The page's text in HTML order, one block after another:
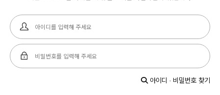
아이디 · 비밀번호 찾기